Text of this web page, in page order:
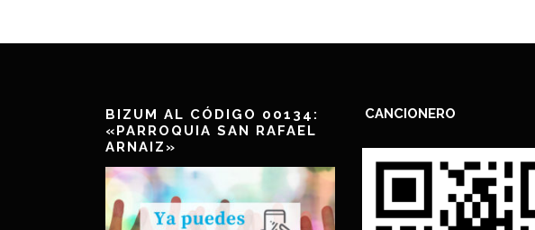
BIZUM AL CÓDIGO 00134:
«PARROQUIA SAN RAFAEL
ARNAIZ»
CANCIONERO